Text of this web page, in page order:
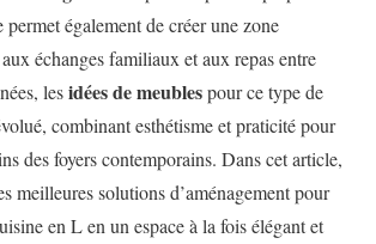
permet également de créer une zone
échanges familiaux et aux repas entre
lesidées de meublespour ce type de
combinant esthétisme et praticité pour
des foyers contemporains. Dans cet article,
meilleures solutions d’aménagement pour
en L en un espace à la fois élégant et